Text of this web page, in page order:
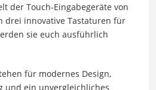
der Touch-Eingabegeräte von
drei innovative Tastaturen für
sie euch ausführlich
für modernes Design,
und ein unvergleichliches